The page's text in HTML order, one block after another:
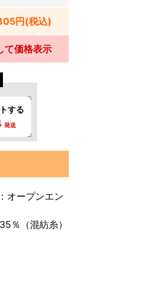
円(税込)
て価格表示
する
発送
オープンエン
（混紡糸）